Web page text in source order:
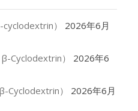
）
2026年6月
Cyclodextrin）
2026年6
Cyclodextrin）
2026年6月